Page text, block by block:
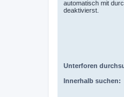
automatisch mit
deaktivierst.
Unterforen
Innerhalb suchen: